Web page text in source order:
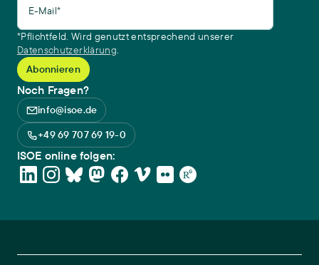
E-Mail*
*Pflichtfeld. Wird genutzt entsprechend unserer
Datenschutzerklärung.
Noch Fragen?
info@isoe.de
+49 69 707 69 19-0
ISOE online folgen: